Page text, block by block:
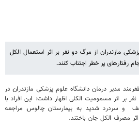
مازندران از مرگ دو نفر بر اثر استعمال الکل
رفتارهای پر خطر اجتناب کنند.
مدیر درمان دانشگاه علوم پزشکی مازندران در
ساری با اشاره به مراجعه ۲۳ نفر بر اثر مسمومیت الکلی اظهار داشت: این افراد با
و سردرد شدید به بیمارستان چالوس مراجعه
مصرف الکل جان باختند.